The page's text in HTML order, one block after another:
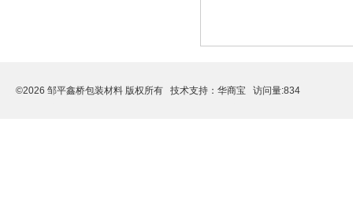
©2026 邹平鑫桥包装材料 版权所有 技术支持： 华商宝 访问量:834